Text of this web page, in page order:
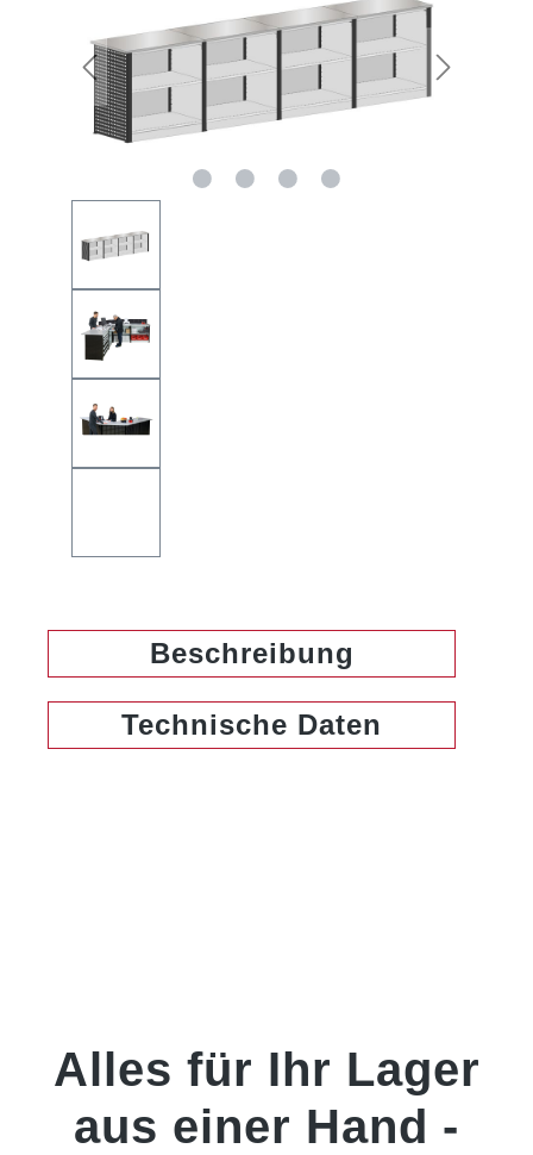
Beschreibung
Technische Daten
Alles für Ihr Lager
aus einer Hand -